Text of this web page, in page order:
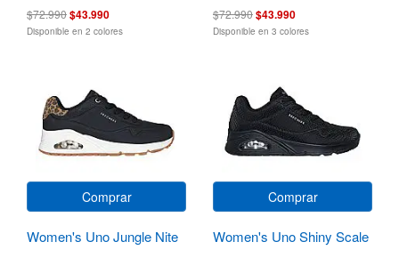
$72.990$43.990
Disponible en 2 colores
$72.990$43.990
Disponible en 3 colores
Comprar
Women's Uno Jungle Nite
Comprar
Women's Uno Shiny Scale